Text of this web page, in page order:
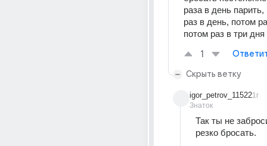
раза в день
раз в день, потом
потом раз в три дня
1
Скрыть ветку
igor_petrov_11522
Знаток
1г
Так ты не
резко бросать.